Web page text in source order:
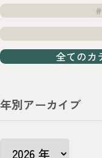
全てのカ
年別アーカイブ